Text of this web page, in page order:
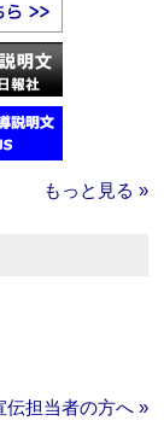
もっと見る »
伝担当者の方へ »